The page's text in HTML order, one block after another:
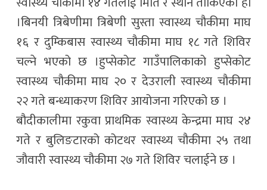
।बिनयी त्रिबेणीमा त्रिबेणी सुस्ता स्वास्थ्य चौकीमा माघ
१६ र दुम्किबास स्वास्थ्य चौकीमा माघ १८ गते शिविर
चल्ने भएको छ ।हुप्सेकोट गाउँपालिकाको हुप्सेकोट
स्वास्थ्य चौकीमा माघ २० र देउराली स्वास्थ्य चौकीमा
२२ गते बन्ध्याकरण शिविर आयोजना गरिएको छ ।
बौदीकालीमा रकुवा प्राथमिक स्वास्थ्य केन्द्रमा माघ २४
गते र बुलिङटारको कोटथर स्वास्थ्य चौकीमा २५ तथा
जौवारी स्वास्थ्य चौकीमा २७ गते शिविर चलाईने छ ।